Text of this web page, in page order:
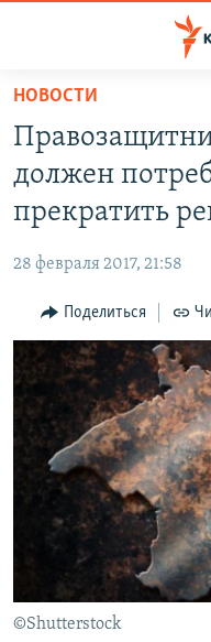
Вернуться
основному
содержанию
главной
навигации
Вернутся
поиску
СПЕЦПРОЕКТЫ
11 ЛЕТ ОККУПАЦИИ
ЕЩЕ
ИНТЕРАКТИВ
ИНФОГРАФИКА
ТЕЛЕПРОЕКТ
СОВЕТЫ
ПРОПАВШИЕ БЕЗ ВЕСТИ
ПОБЕДИТЕЛЕЙ НЕ СУДЯТ?
КРЫМ.НЕПОКОРЕННЫЙ
ELIFBE
УКРАИНСКАЯ ПРОБЛЕМА
РАДІО СВОБОДА
КАК ОБОЙТИ
Українською
Qırımtatar
ПРИСОЕДИНЯЙТЕСЬ!
НОВОСТИ
должен
прекратить
28 февраля 2017, 21:58
Поделиться
©Shutterstock